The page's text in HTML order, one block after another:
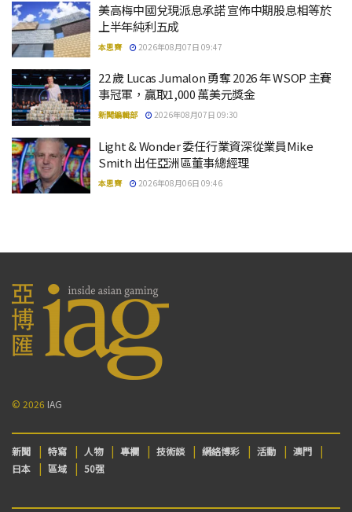
美高梅中國兌現派息承諾 宣佈中期股息相等於
上半年純利五成
本思齊 2026年08月07日 09:47
22 歲 Lucas Jumalon 勇奪 2026 年 WSOP 主賽
事冠軍，贏取1,000 萬美元獎金
新聞編輯部 2026年08月07日 09:30
Light & Wonder 委任行業資深從業員Mike
Smith 出任亞洲區董事總經理
本思齊 2026年08月06日 09:46
© 2026 IAG
新聞 特寫 人物 專欄 技術談 網絡博彩 活動
澳門
日本
區域 50强